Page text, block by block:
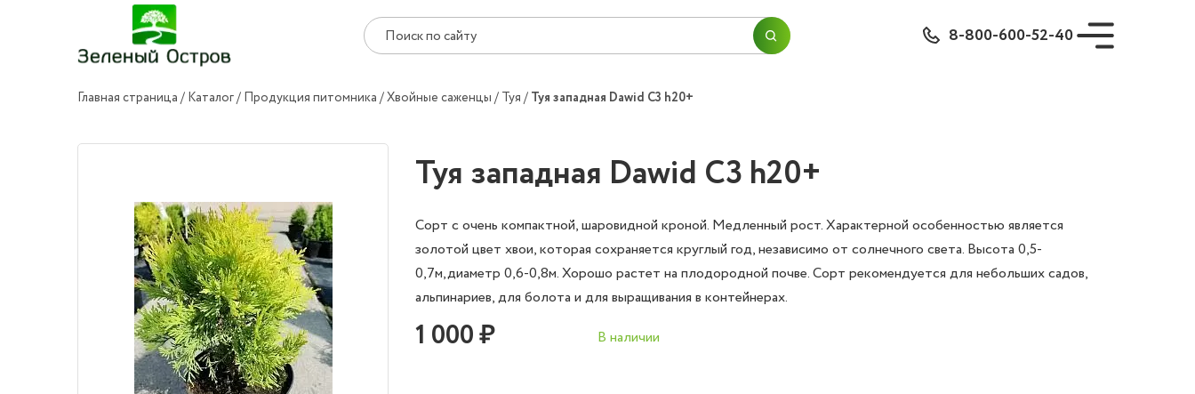
8-800-600-52-40
Главная страница Каталог Продукция питомника Хвойные саженцы Туя Туя западная Dawid C3 h20+
Туя западная Dawid C3 h20+
Сорт с очень компактной, шаровидной кроной. Медленный рост. Характерной особенностью является
золотой цвет хвои, которая сохраняется круглый год, независимо от солнечного света. Высота 0,5-
0,7м,диаметр 0,6-0,8м. Хорошо растет на плодородной почве. Сорт рекомендуется для небольших садов,
альпинариев, для болота и для выращивания в контейнерах.
1 000 ₽ В наличии
ПЕРЕЙТИ В КОРЗИНУ
ПРОДОЛЖИТЬ ПОКУПКИ
Согласие наобработку персональных данных
ОК